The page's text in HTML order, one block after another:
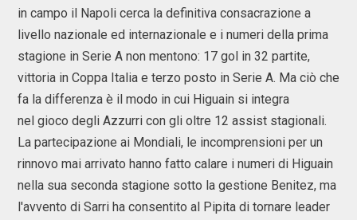
in campo il Napoli cerca la definitiva consacrazione a
livello nazionale ed internazionale e i numeri della prima
stagione in Serie A non mentono: 17 gol in 32 partite,
vittoria in Coppa Italia e terzo posto in Serie A. Ma ciò che
fa la differenza è il modo in cui Higuain si integra
nel gioco degli Azzurri con gli oltre 12 assist stagionali.
La partecipazione ai Mondiali, le incomprensioni per un
rinnovo mai arrivato hanno fatto calare i numeri di Higuain
nella sua seconda stagione sotto la gestione Benitez, ma
l'avvento di Sarri ha consentito al Pipita di tornare leader